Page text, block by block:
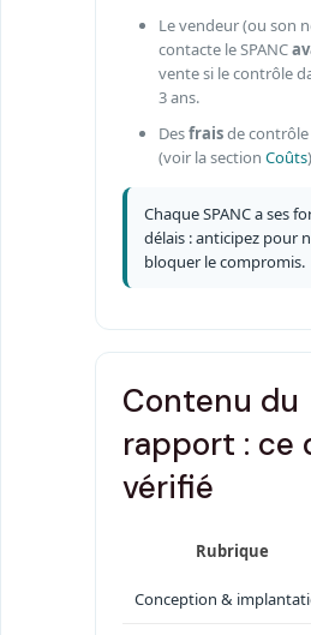
Le vendeur (ou son
contacte le SPANC
vente si le contrôle
3 ans.
Desfraisde
(voir la sectionCoûts
Chaque SPANC a ses
délais : anticipez pour
bloquer le compromis.
Contenu du
rapport : ce
vérifié
Rubrique
Conception &